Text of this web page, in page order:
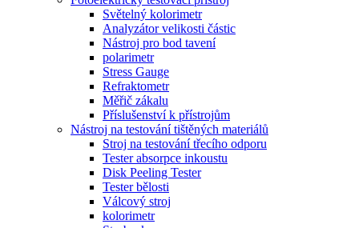
Světelný kolorimetr
Analyzátor velikosti částic
Nástroj pro bod tavení
polarimetr
Stress Gauge
Refraktometr
Měřič zákalu
Příslušenství k přístrojům
Nástroj na testování tištěných materiálů
Stroj na testování třecího odporu
Tester absorpce inkoustu
Disk Peeling Tester
Tester bělosti
Válcový stroj
kolorimetr